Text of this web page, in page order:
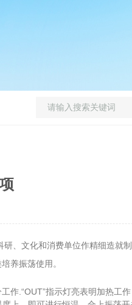
、文化和消费单位作精细造就
养振荡使用。
.“OUT”指示灯亮表明加热工作